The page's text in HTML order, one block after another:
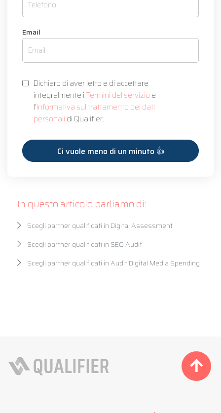
Email
Dichiaro di aver letto e di accettare
integralmente i Termini del servizio e
l'informativa sul trattamento dei dati
personali di Qualifier.
In questo articolo parliamo di:
Scegli partner qualificati in Digital Assessment
Scegli partner qualificati in SEO Audit
Scegli partner qualificati in Audit Digital Media Spending